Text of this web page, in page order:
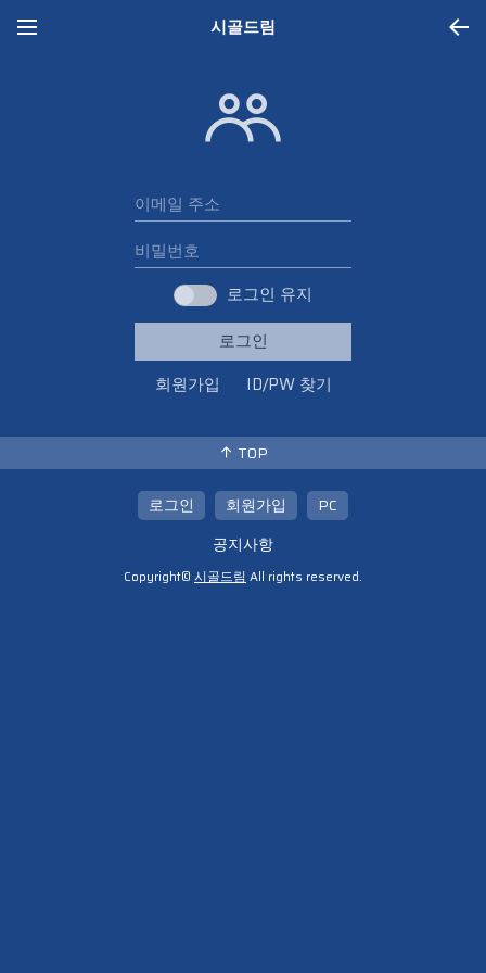
시골드림
로그인 유지
로그인
회원가입
ID/PW 찾기
TOP
로그인 회원가입
PC
공지사항
Copyright© 시골드림 All rights reserved.